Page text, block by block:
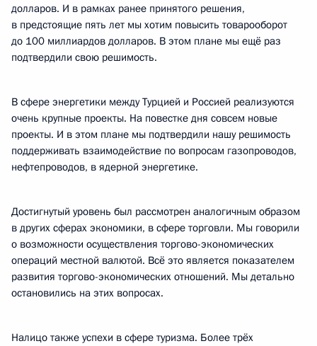
долларов. И в рамках ранее принятого решения,
в предстоящие пять лет мы хотим повысить товарооборот
до 100 миллиардов долларов. В этом плане мы ещё раз
подтвердили свою решимость.
В сфере энергетики между Турцией и Россией реализуются
очень крупные проекты. На повестке дня совсем новые
проекты. И в этом плане мы подтвердили нашу решимость
поддерживать взаимодействие по вопросам газопроводов,
нефтепроводов, в ядерной энергетике.
Достигнутый уровень был рассмотрен аналогичным образом
в других сферах экономики, в сфере торговли. Мы говорили
о возможности осуществления торгово-экономических
операций местной валютой. Всё это является показателем
развития торгово-экономических отношений. Мы детально
остановились на этих вопросах.
Налицо также успехи в сфере туризма. Более трёх